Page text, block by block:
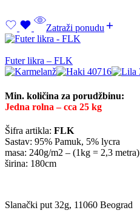
Zatraži ponudu
Futer likra – FLK
Min. količina za porudžbinu:
Jedna rolna – cca 25 kg
Šifra artikla: FLK
Sastav: 95% Pamuk, 5% lycra
masa: 240g/m2 – (1kg = 2,3 metra)
širina: 180cm
Slanački put 32g, 11060 Beograd